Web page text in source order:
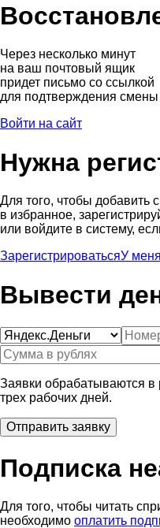
Через несколько минут
на ваш почтовый ящик
придет письмо со ссылкой
для подтверждения смены
Войти на сайт
Нужна
Для того, чтобы добавить
в избранное,
или войдите в систему,
ЗарегистрироватьсяУ
Вывести
Заявки обрабатываются
трех рабочих дней.
Подписка
Для того, чтобы читать
необходимо оплатить